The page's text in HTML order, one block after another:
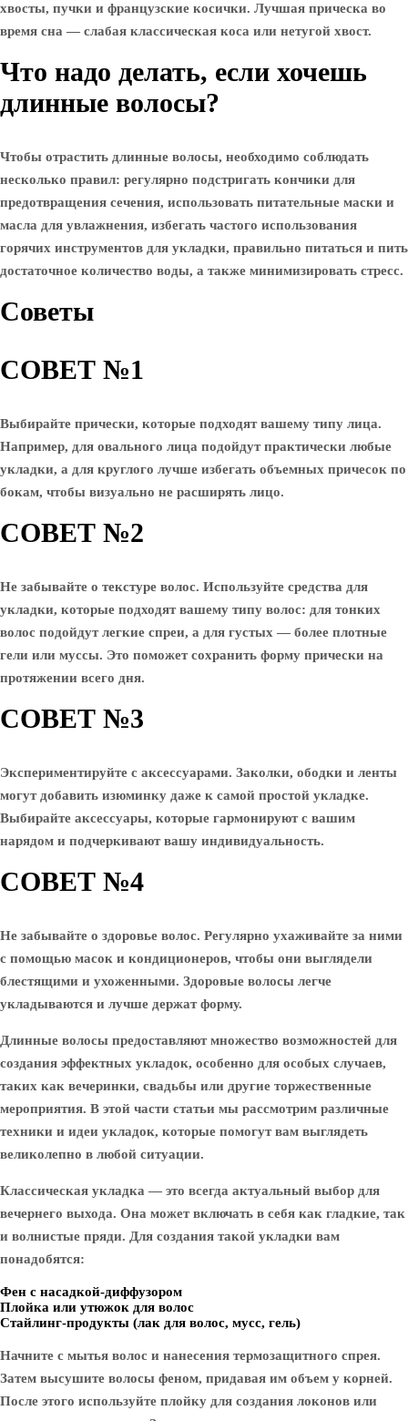
хвосты, пучки и французские косички. Лучшая прическа во
время сна — слабая классическая коса или нетугой хвост.
Что надо делать, если хочешь
длинные волосы?
Чтобы отрастить длинные волосы, необходимо соблюдать
несколько правил: регулярно подстригать кончики для
предотвращения сечения, использовать питательные маски и
масла для увлажнения, избегать частого использования
горячих инструментов для укладки, правильно питаться и пить
достаточное количество воды, а также минимизировать стресс.
Советы
СОВЕТ №1
Выбирайте прически, которые подходят вашему типу лица.
Например, для овального лица подойдут практически любые
укладки, а для круглого лучше избегать объемных причесок по
бокам, чтобы визуально не расширять лицо.
СОВЕТ №2
Не забывайте о текстуре волос. Используйте средства для
укладки, которые подходят вашему типу волос: для тонких
волос подойдут легкие спреи, а для густых — более плотные
гели или муссы. Это поможет сохранить форму прически на
протяжении всего дня.
СОВЕТ №3
Экспериментируйте с аксессуарами. Заколки, ободки и ленты
могут добавить изюминку даже к самой простой укладке.
Выбирайте аксессуары, которые гармонируют с вашим
нарядом и подчеркивают вашу индивидуальность.
СОВЕТ №4
Не забывайте о здоровье волос. Регулярно ухаживайте за ними
с помощью масок и кондиционеров, чтобы они выглядели
блестящими и ухоженными. Здоровые волосы легче
укладываются и лучше держат форму.
Длинные волосы предоставляют множество возможностей для
создания эффектных укладок, особенно для особых случаев,
таких как вечеринки, свадьбы или другие торжественные
мероприятия. В этой части статьи мы рассмотрим различные
техники и идеи укладок, которые помогут вам выглядеть
великолепно в любой ситуации.
Классическая укладка — это всегда актуальный выбор для
вечернего выхода. Она может включать в себя как гладкие, так
и волнистые пряди. Для создания такой укладки вам
понадобятся:
Фен с насадкой-диффузором
Плойка или утюжок для волос
Стайлинг-продукты (лак для волос, мусс, гель)
Начните с мытья волос и нанесения термозащитного спрея.
Затем высушите волосы феном, придавая им объем у корней.
После этого используйте плойку для создания локонов или